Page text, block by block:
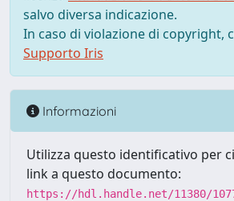
salvo diversa indicazione.
In caso di violazione di copyright,
Supporto Iris
Informazioni
Utilizza questo identificativo per
link a questo documento:
https://hdl.handle.net/11380/